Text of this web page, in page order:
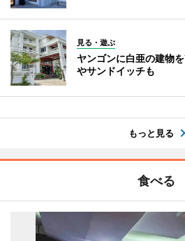
見る・遊ぶ
ヤンゴンに白亜の建物
やサンドイッチも
もっと見る
食べる